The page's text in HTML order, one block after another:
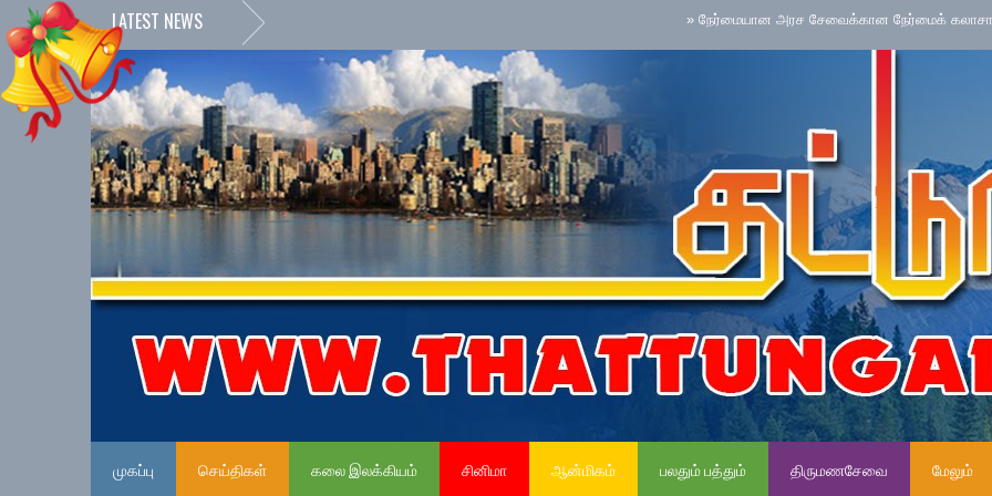
LATEST NEWS நேர்மையான அரச சேவைக்கான நேர்மைக் கலாசாரம் தேசிய
முகப்பு செய்திகள் கலை இலக்கியம் சினிமா ஆன்மிகம் பலதும் பத்தும் திருமணசேவை மேலும்